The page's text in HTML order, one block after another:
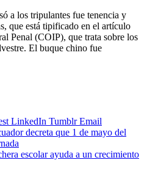
a los tripulantes fue tenencia y
que está tipificado en el artículo
Penal (COIP), que trata sobre los
El buque chino fue
LinkedIn Tumblr Email
decreta que 1 de mayo del
escolar ayuda a un crecimiento